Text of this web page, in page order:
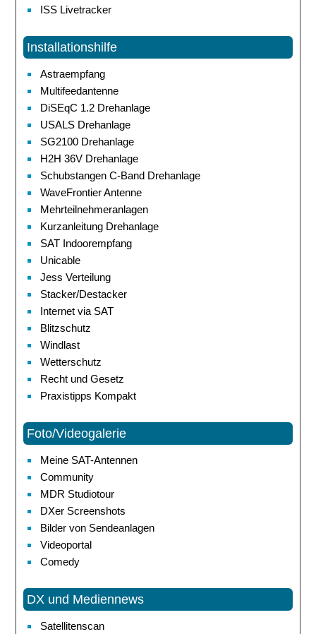
ISS Livetracker
Installationshilfe
Astraempfang
Multifeedantenne
DiSEqC 1.2 Drehanlage
USALS Drehanlage
SG2100 Drehanlage
H2H 36V Drehanlage
Schubstangen C-Band Drehanlage
WaveFrontier Antenne
Mehrteilnehmeranlagen
Kurzanleitung Drehanlage
SAT Indoorempfang
Unicable
Jess Verteilung
Stacker/Destacker
Internet via SAT
Blitzschutz
Windlast
Wetterschutz
Recht und Gesetz
Praxistipps Kompakt
Foto/Videogalerie
Meine SAT-Antennen
Community
MDR Studiotour
DXer Screenshots
Bilder von Sendeanlagen
Videoportal
Comedy
DX und Mediennews
Satellitenscan